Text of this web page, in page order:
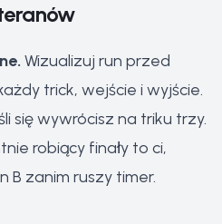
Wizualizuj run przed
trick, wejście i wyjście.
się wywrócisz na triku trzy.
robiący finały to ci,
B zanim ruszy timer.